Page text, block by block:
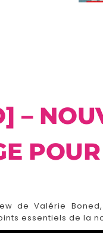
–
de Valérie
essentiels de la